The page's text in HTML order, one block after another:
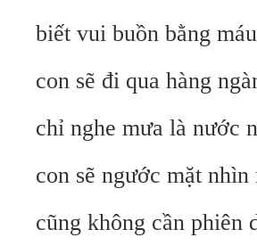
biết vui buồn bằng
con sẽ đi qua hàng
chỉ nghe mưa là nước
con sẽ ngước mặt
cũng không cần phiên